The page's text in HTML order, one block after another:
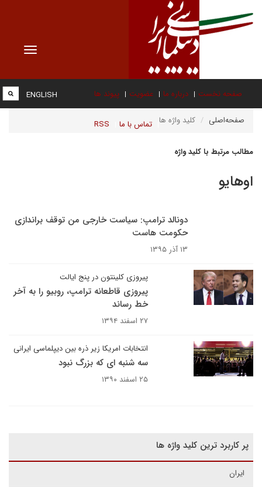
Toggle
صفحه نخست درباره ما عضویت پیوند ها
تماس با ما RSS
ENGLISH
صفحه‌اصلی کلید واژه ها
مطالب مرتبط با کلید واژه
اوهایو
دونالد ترامپ: سیاست خارجی من توقف براندازی
حکومت هاست
۱۳ آذر ۱۳۹۵
پیروزی کلینتون در پنج ایالت
پیروزی قاطعانه ترامپ، روبیو را به آخر
خط رساند
۲۷ اسفند ۱۳۹۴
انتخابات امریکا زیر ذره بین دیپلماسی ایرانی
سه شنبه ای که بزرگ نبود
۲۵ اسفند ۱۳۹۰
پر کاربرد ترین کلید واژه ها
ایران